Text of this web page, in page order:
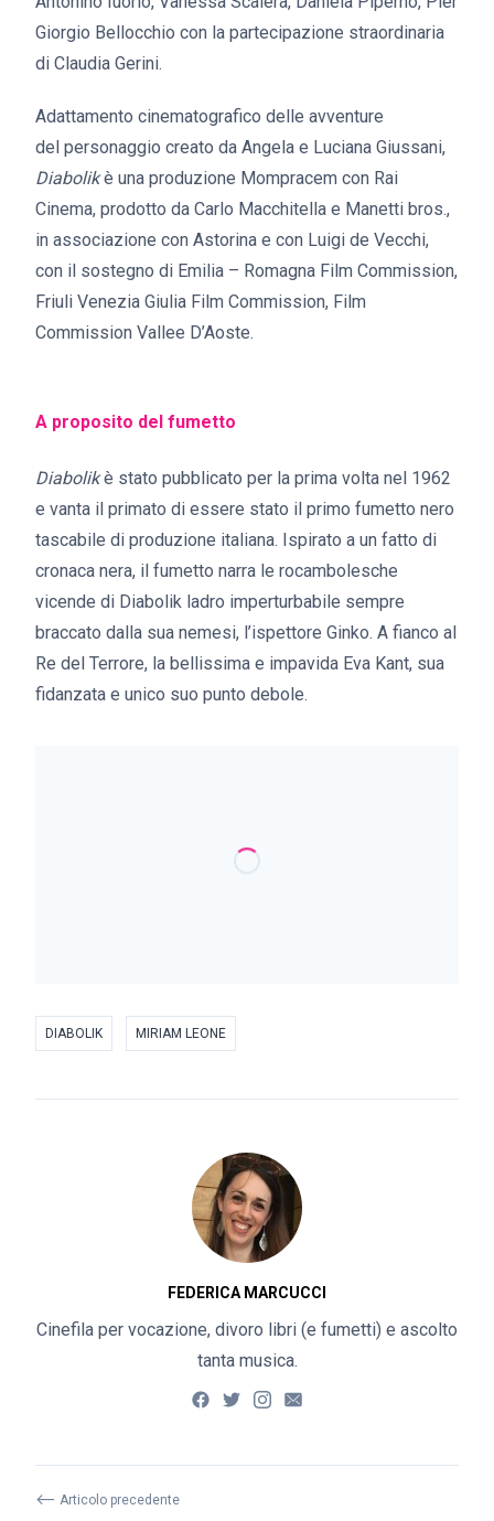
Giorgio Bellocchio con la partecipazione straordinaria
di Claudia Gerini.
Adattamento cinematografico delle avventure
del personaggio creato da Angela e Luciana Giussani,
Diabolikè una produzione Mompracem con Rai
Cinema, prodotto da Carlo Macchitella e Manetti bros.,
in associazione con Astorina e con Luigi de Vecchi,
con il sostegno di Emilia – Romagna Film Commission,
Friuli Venezia Giulia Film Commission, Film
Commission Vallee D’Aoste.
A proposito del fumetto
Diabolikè stato pubblicato per la prima volta nel 1962
e vanta il primato di essere stato il primo fumetto nero
tascabile di produzione italiana. Ispirato a un fatto di
cronaca nera, il fumetto narra le rocambolesche
vicende di Diabolik ladro imperturbabile sempre
braccato dalla sua nemesi, l’ispettore Ginko. A fianco al
Re del Terrore, la bellissima e impavida Eva Kant, sua
fidanzata e unico suo punto debole.
DIABOLIK MIRIAM LEONE
FEDERICA MARCUCCI
Cinefila per vocazione, divoro libri (e fumetti) e ascolto
tanta musica.
⟵ Articolo precedente